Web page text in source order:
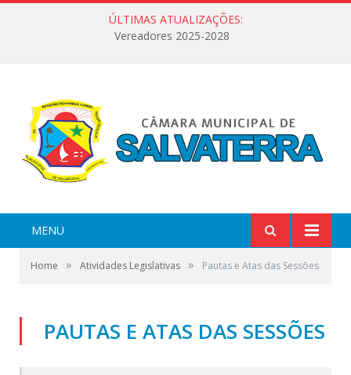
ÚLTIMAS ATUALIZAÇÕES:
Vereadores 2025-2028
MENU
Home » Atividades Legislativas » Pautas e Atas das Sessões
PAUTAS E ATAS DAS SESSÕES